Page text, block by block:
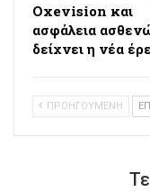
Oxevision και
ασφάλεια
δείχνει η νέα
ΠΡΟΗΓΟΥΜΕΝΗ